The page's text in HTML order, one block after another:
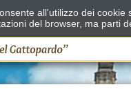
all'utilizzo dei
del browser, ma parti